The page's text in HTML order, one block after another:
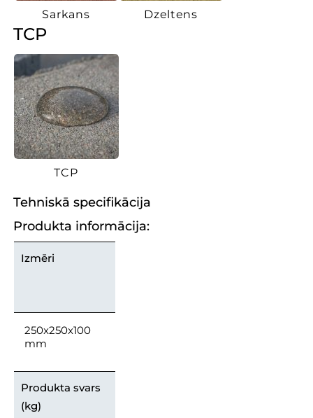
Sarkans Dzeltens
TCP
TCP
Tehniskā specifikācija
Produkta informācija:
Izmēri
250x250x100
mm
Produkta svars
(kg)